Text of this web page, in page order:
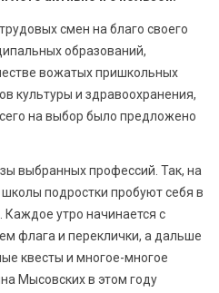
смен на благо своего
образований,
вожатых пришкольных
культуры и здравоохранения,
на выбор было предложено
выбранных профессий. Так, на
подростки пробуют себя в
утро начинается с
флага и переклички, а дальше
квесты и многое-многое
Мысовских в этом году